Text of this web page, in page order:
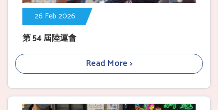
26 Feb 2026
第 54 屆陸運會
Read More >